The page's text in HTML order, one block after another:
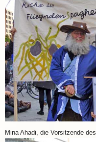
Mina Ahadi, die Vorsitzende des